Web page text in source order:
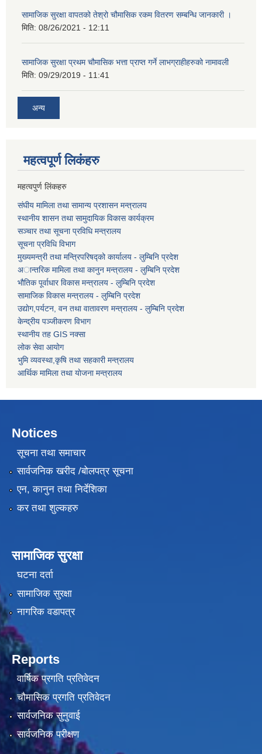
सामाजिक सुरक्षा वापतको तेश्रो चौमासिक रकम वितरण सम्बन्धि जानकारी ।
मिति: 08/26/2021 - 12:11
सामाजिक सुरक्षा प्रथम चौमासिक भत्ता प्राप्त गर्ने लाभग्राहीहरुको नामावली
मिति: 09/29/2019 - 11:41
अन्य
महत्वपूर्ण लि‌कंंहरु
महत्वपुर्ण लिंकहरु
संघीय मामिला तथा सामान्य प्रशासन मन्त्रालय
स्थानीय शासन तथा सामुदायिक विकास कार्यक्रम
सञ्चार तथा सूचना प्रविधि मन्त्रालय
सूचना प्रविधि विभाग
मुख्यमन्त्री तथा मन्त्रिपरिषद्को कार्यालय - लुम्बिनि प्रदेश
अान्तरिक मामिला तथा कानुन मन्त्रालय - लुम्बिनि प्रदेश
भौतिक पूर्वाधार विकास मन्त्रालय - लुम्बिनि प्रदेश
सामाजिक विकास मन्त्रालय - लुम्बिनि प्रदेश
उद्याेग,पर्यटन, वन तथा वातावरण मन्त्रालय - लुम्बिनि प्रदेश
केन्द्रीय पञ्जीकरण विभाग
स्थानीय तह GIS नक्सा
लोक सेवा आयोग
भुमि व्यवस्था,कृषि तथा सहकारी मन्त्रालय
आर्थिक मामिला तथा याेजना मन्त्रालय
Notices
सूचना तथा समाचार
सार्वजनिक खरीद /बोलपत्र सूचना
एन, कानुन तथा निर्देशिका
कर तथा शुल्कहरु
सामाजिक सुरक्षा
घटना दर्ता
सामाजिक सुरक्षा
नागरिक वडापत्र
Reports
वार्षिक प्रगति प्रतिवेदन
चौमासिक प्रगति प्रतिवेदन
सार्वजनिक सुनुवाई
सार्वजनिक परीक्षण